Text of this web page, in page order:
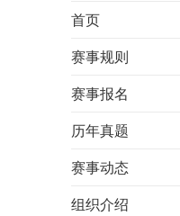
首页
赛事规则
赛事报名
历年真题
赛事动态
组织介绍